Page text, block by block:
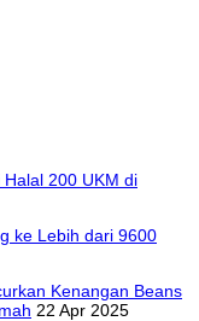
200 UKM di
ke Lebih dari 9600
Kenangan Beans
22 Apr 2025